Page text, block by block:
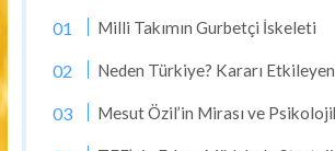
Milli Takımın Gurbetçi İskeleti
Neden Türkiye? Kararı
Mesut Özil’in Mirası ve